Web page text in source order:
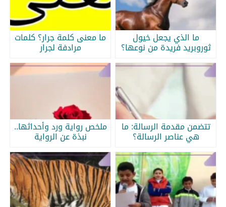
ما الذي يجعل خيول
ثوروبريد فريدة من نوعها؟
ما معنى كلمة جرار؟ كلمات
مرادفة لجرار
تتضمن مقدمة الرسالة: ما
هي عناصر الرسالة؟
ملخص رواية ورد وأحداثها..
نبذة عن الرواية